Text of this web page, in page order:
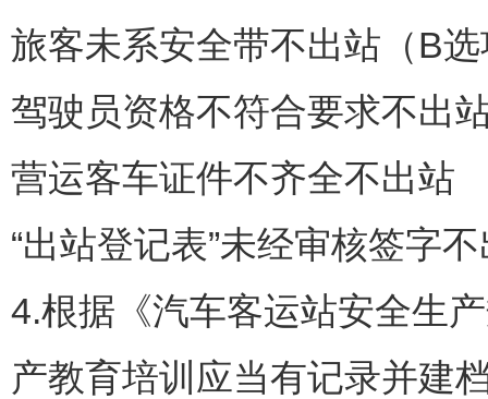
旅客未系安全带不出站（B
驾驶员资格不符合要求不出
营运客车证件不齐全不出站
“出站登记表”未经审核签字
4.根据《汽车客运站安全生
产教育培训应当有记录并建